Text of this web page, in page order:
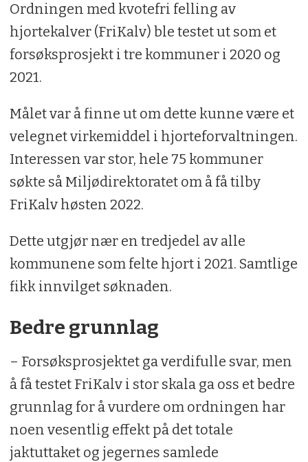
Ordningen med kvotefri felling av
hjortekalver (FriKalv) ble testet ut som et
forsøksprosjekt i tre kommuner i 2020 og
2021.
Målet var å finne ut om dette kunne være et
velegnet virkemiddel i hjorteforvaltningen.
Interessen var stor, hele 75 kommuner
søkte så Miljødirektoratet om å få tilby
FriKalv høsten 2022.
Dette utgjør nær en tredjedel av alle
kommunene som felte hjort i 2021. Samtlige
fikk innvilget søknaden.
Bedre grunnlag
– Forsøksprosjektet ga verdifulle svar, men
å få testet FriKalv i stor skala ga oss et bedre
grunnlag for å vurdere om ordningen har
noen vesentlig effekt på det totale
jaktuttaket og jegernes samlede